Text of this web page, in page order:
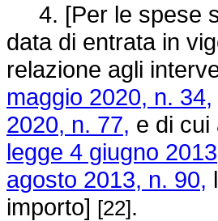
4. [Per le spese
data di entrata in
relazione agli
maggio 2020, n. 34,
2020, n. 77, e di
legge 4 giugno
agosto 2013, n. 90,
importo] [22].